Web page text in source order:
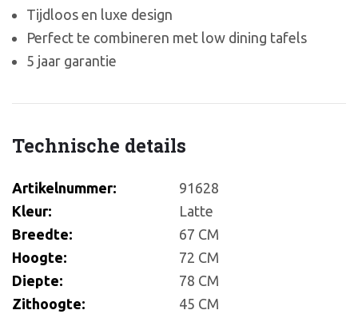
Tijdloos en luxe design
Perfect te combineren met low dining tafels
5 jaar garantie
Technische details
Artikelnummer:
91628
Kleur:
Latte
Breedte:
67 CM
Hoogte:
72 CM
Diepte:
78 CM
Zithoogte:
45 CM